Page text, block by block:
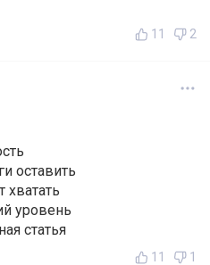
11 2
оставить
хватать
уровень
статья
11 1